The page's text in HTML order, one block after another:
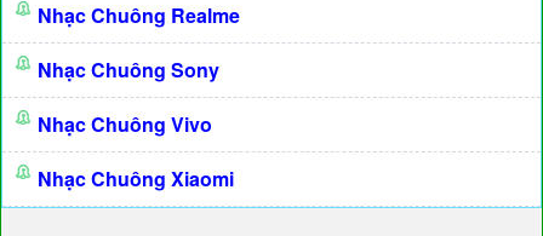
Nhạc Chuông Realme
Nhạc Chuông Sony
Nhạc Chuông Vivo
Nhạc Chuông Xiaomi